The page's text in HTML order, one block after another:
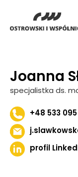
Joanna
specjalistka ds.
+48 533
profil